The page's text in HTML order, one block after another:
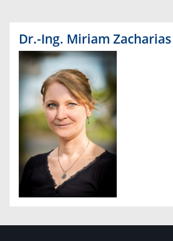
Dr.-Ing. Miriam Zacharias